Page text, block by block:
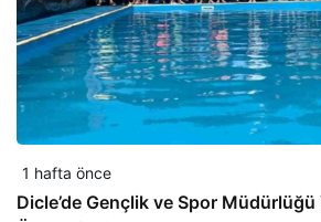
1 hafta önce
Dicle’de Gençlik ve Spor